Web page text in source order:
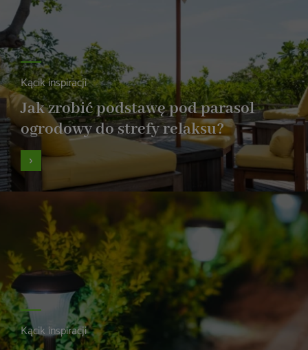
Kącik inspiracji
Jak zrobić podstawę pod parasol
ogrodowy do strefy relaksu?
Kącik inspiracji